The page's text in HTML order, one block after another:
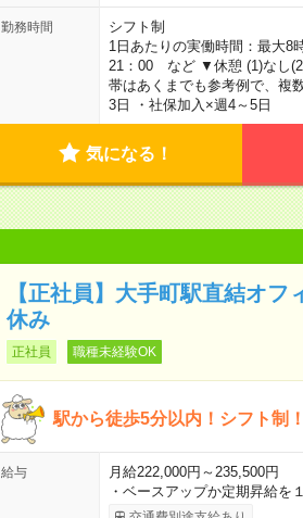
勤務時間
シフト制
1日あたりの実働時間：最大8
21：00 など ▼休憩 (1)なし
帯はあくまでも参考例で、複
3日 ・社保加入×週4～5日
気になる！
【正社員】大手町駅直結オ
休み
正社員 職種未経験OK
駅から徒歩5分以内！シフト制
給与
月給222,000円～235,500円
・ベースアップか定期昇給を